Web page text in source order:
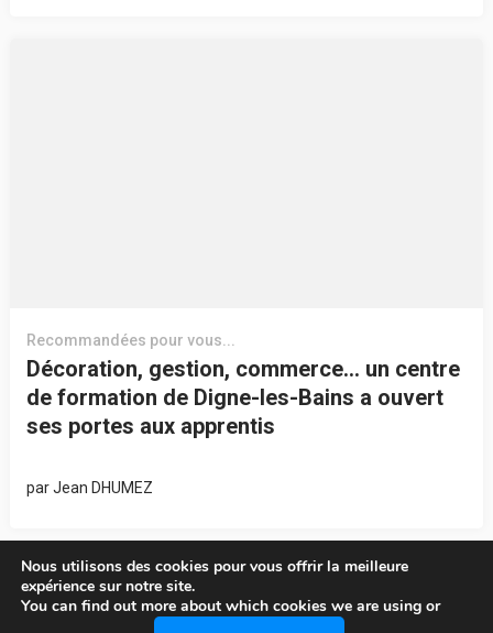
Recommandées pour vous...
Décoration, gestion, commerce… un centre
de formation de Digne-les-Bains a ouvert
ses portes aux apprentis
parJean DHUMEZ
Nous utilisons des cookies pour vous offrir la meilleure
expérience sur notre site.
You can find out more about which cookies we are using or